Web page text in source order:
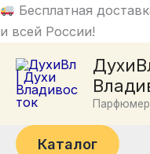
Бесплатная
и всей России!
Перейти
к
Каталог